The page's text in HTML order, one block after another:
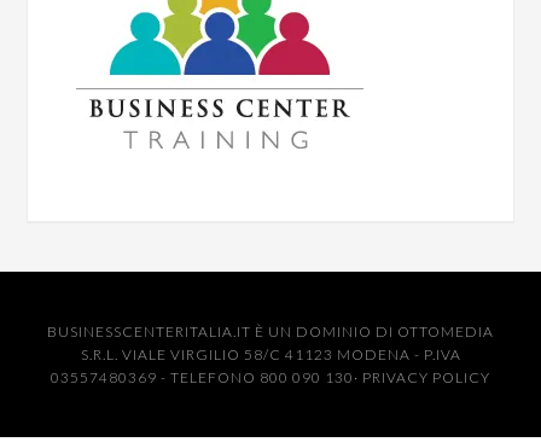
BUSINESSCENTERITALIA.IT È UN DOMINIO DI OTTOMEDIA
S.R.L. VIALE VIRGILIO 58/C 41123 MODENA - P.IVA
03557480369 - TELEFONO 800 090 130· PRIVACY POLICY